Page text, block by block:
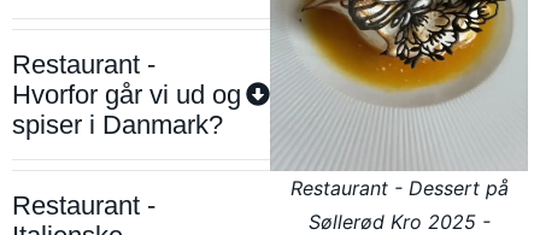
Restaurant -
Hvorfor går vi ud og
spiser i Danmark?
Restaurant -
Restaurant - Dessert på
Søllerød Kro 2025 -